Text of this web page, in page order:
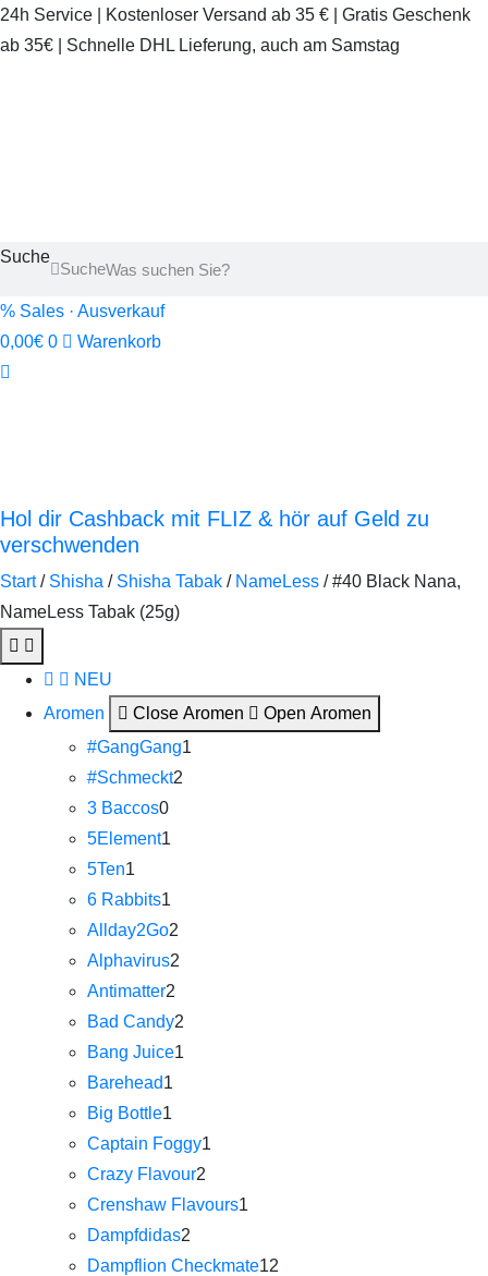
24h Service | Kostenloser Versand ab 35 € | Gratis Geschenk
ab 35€ | Schnelle DHL Lieferung, auch am Samstag
Suche
Suche
% Sales · Ausverkauf
0,00€ 0 Warenkorb
Hol dir Cashback mit FLIZ & hör auf Geld zu
verschwenden
Start/ Shisha / Shisha Tabak / NameLess / #40 Black Nana,
NameLess Tabak (25g)
NEU
Aromen
Close Aromen
Open Aromen
#GangGang1
#Schmeckt2
3 Baccos0
5Element1
5Ten1
6 Rabbits1
Allday2Go2
Alphavirus2
Antimatter2
Bad Candy2
Bang Juice1
Barehead1
Big Bottle1
Captain Foggy1
Crazy Flavour2
Crenshaw Flavours1
Dampfdidas2
Dampflion Checkmate12